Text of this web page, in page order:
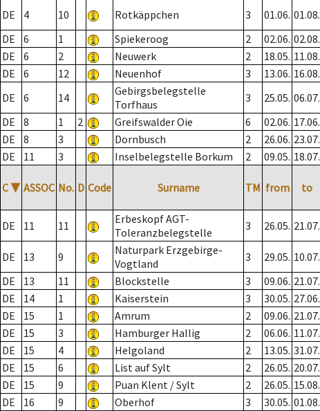
DE
4 10 Rotkäppchen 3 01.06. 01.08.
DE
6 1 Spiekeroog 2 02.06. 02.08.
DE
6 2 Neuwerk 2 18.05. 11.08.
DE
6 12 Neuenhof 3 13.06. 16.08.
DE
6 14
Gebirgsbelegstelle
Torfhaus
3 25.05. 06.07.
DE
8 1 2 Greifswalder Oie 6 02.06. 17.06.
DE
8 3 Dornbusch 2 26.06. 23.07.
DE
11 3 Inselbelegstelle Borkum 2 09.05. 18.07.
C ▼ ASSOC No. D Code Surname TM from to
DE 11 11
Erbeskopf AGT-
Toleranzbelegstelle
3 26.05. 21.07.
DE 13 9
Naturpark Erzgebirge-
Vogtland
3 29.05. 10.07.
DE
13 11 Blockstelle 3 09.06. 21.07.
DE
14 1 Kaiserstein 3 30.05. 27.06.
DE
15 1 Amrum 2 09.06. 21.07.
DE
15 3 Hamburger Hallig 2 06.06. 11.07.
DE
15 4 Helgoland 2 13.05. 31.07.
DE
15 6 List auf Sylt 2 26.05. 20.07.
DE
15 9 Puan Klent / Sylt 2 26.05. 15.08.
DE
16 9 Oberhof 3 30.05. 01.08.